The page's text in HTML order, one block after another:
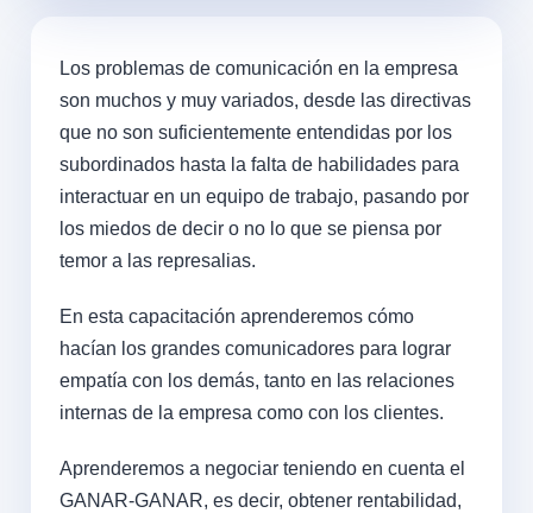
Los problemas de comunicación en la empresa
son muchos y muy variados, desde las directivas
que no son suficientemente entendidas por los
subordinados hasta la falta de habilidades para
interactuar en un equipo de trabajo, pasando por
los miedos de decir o no lo que se piensa por
temor a las represalias.
En esta capacitación aprenderemos cómo
hacían los grandes comunicadores para lograr
empatía con los demás, tanto en las relaciones
internas de la empresa como con los clientes.
Aprenderemos a negociar teniendo en cuenta el
GANAR-GANAR, es decir, obtener rentabilidad,